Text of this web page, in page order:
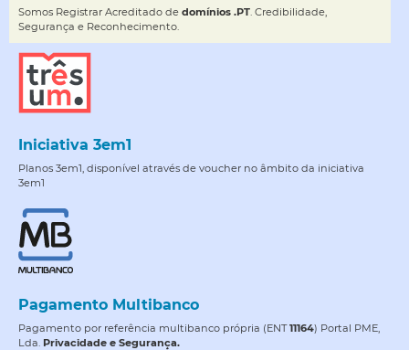
Somos Registrar Acreditado de domínios .PT. Credibilidade,
Segurança e Reconhecimento.
Iniciativa 3em1
Planos 3em1, disponível através de voucher no âmbito da iniciativa
3em1
Pagamento Multibanco
Pagamento por referência multibanco própria (ENT11164) Portal PME,
Lda. Privacidade e Segurança.